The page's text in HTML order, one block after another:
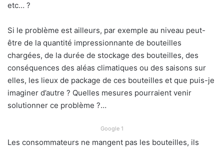
etc… ?
Si le problème est ailleurs, par exemple au niveau peut-
être de la quantité impressionnante de bouteilles
chargées, de la durée de stockage des bouteilles, des
conséquences des aléas climatiques ou des saisons sur
elles, les lieux de package de ces bouteilles et que puis-je
imaginer d’autre ? Quelles mesures pourraient venir
solutionner ce problème ?…
Google 1
Les consommateurs ne mangent pas les bouteilles, ils